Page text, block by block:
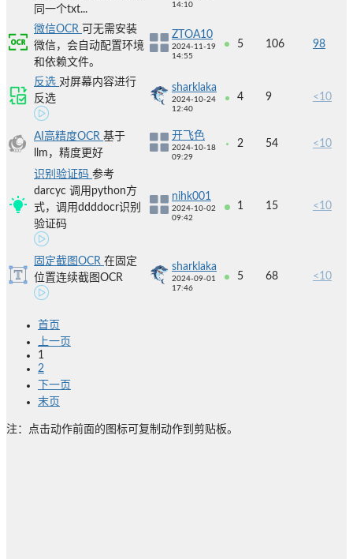
同一个txt...
14:10
微信OCR 可无需安装
微信，会自动配置环境
和依赖文件。
ZTOA10
2024-11-19
14:55
5 106 98
反选 对屏幕内容进行
反选
sharklaka
2024-10-24
12:40
4 9 <10
AI高精度OCR 基于
llm，精度更好
开飞色
2024-10-18
09:29
2 54 <10
识别验证码 参考
darcyc 调用python方
式，调用ddddocr识别
验证码
nihk001
2024-10-02
09:42
1 15 <10
固定截图OCR 在固定
位置连续截图OCR
sharklaka
2024-09-01
17:46
5 68 <10
首页
上一页
1
2
下一页
末页
注：点击动作前面的图标可复制动作到剪贴板。